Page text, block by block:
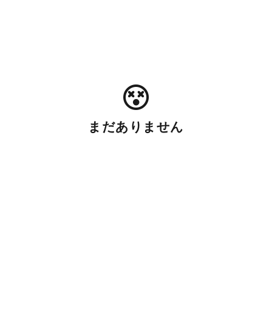
まだありません